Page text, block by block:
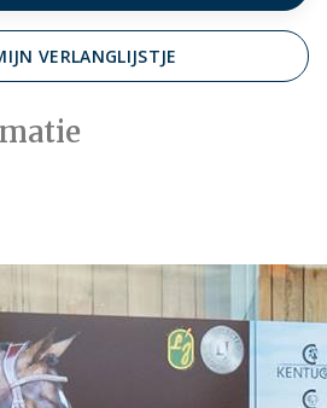
VERLANGLIJSTJE